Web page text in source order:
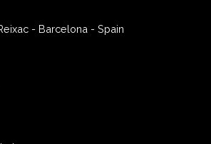
- Barcelona - Spain